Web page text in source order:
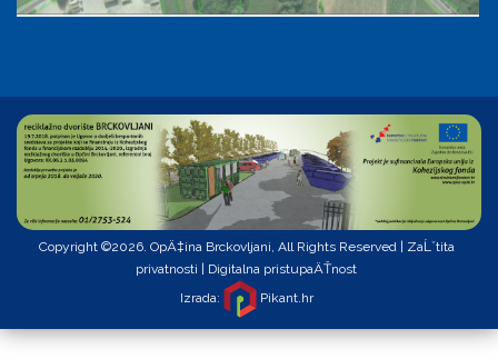
Copyright ©2026. OpÄ‡ina Brckovljani, All Rights Reserved |
ZaĹˇtita
privatnosti
Digitalna pristupaÄŤnost
Izrada:
Pikant.hr